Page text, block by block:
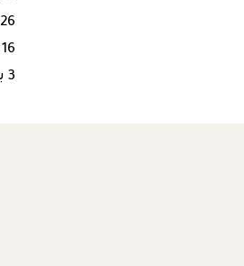
26 مايو 2026 – 29 مايو 2026
16 يونيو 2026
3 يوليو 2026